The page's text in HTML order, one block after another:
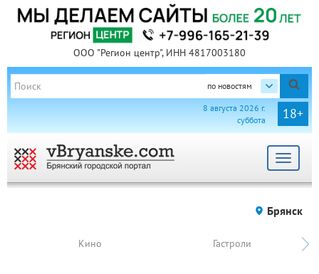
ООО "Регион центр", ИНН 4817003180
по новостям
18+
8 августа 2026 г.
суббота
Toggle
Брянск
Кино Гастроли